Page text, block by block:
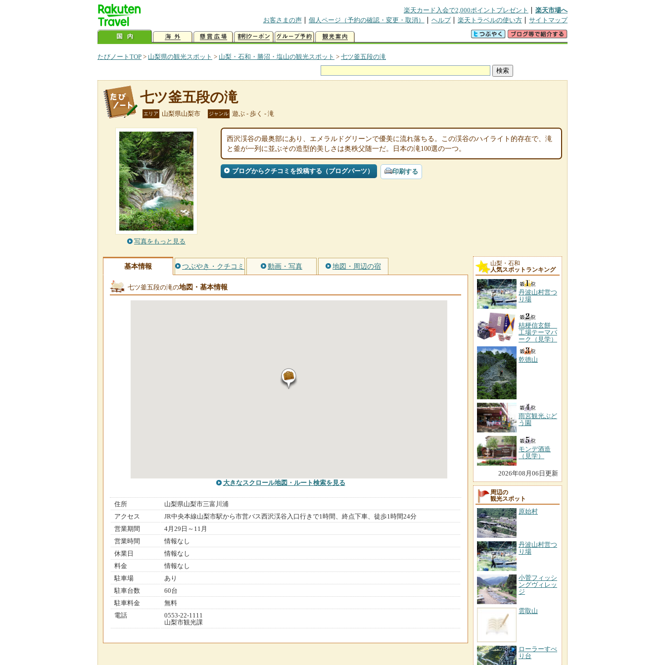
楽天カード入会で2,000ポイントプレゼント
楽天市場へ
お客さまの声
個人ページ（予約の確認・変更・取消） ヘルプ 楽天トラベルの使い方 サイトマップ
たびノートTOP > 山梨県の観光スポット > 山梨・石和・勝沼・塩山の観光スポット > 七ツ釜五段の滝
七ツ釜五段の滝
エリア 山梨県山梨市 ジャンル 遊ぶ - 歩く - 滝
写真をもっと見る
西沢渓谷の最奥部にあり、エメラルドグリーンで優美に流れ落ちる。この渓谷のハイライト的存在で、滝
と釜が一列に並ぶその造型的美しさは奥秩父随一だ。日本の滝100選の一つ。
ブログからクチコミを投稿する（ブログパーツ） 印刷する
基本情報 つぶやき・クチコミ 動画・写真 地図・周辺の宿
七ツ釜五段の滝の地図・基本情報
大きなスクロール地図 ・ルート検索を見る
住所
山梨県山梨市三富川浦
アクセス
JR中央本線山梨市駅から市営バス西沢渓谷入口行きで1時間、終点下車、徒歩1時間24分
営業期間
4月29日～11月
営業時間
情報なし
休業日
情報なし
料金
情報なし
駐車場
あり
駐車台数
60台
駐車料金
無料
電話
0553-22-1111
山梨市観光課
山梨・石和
人気スポットランキング
丹波山村営つ
り場
桔梗信玄餅
工場テーマパ
ーク（見学）
乾徳山
雨宮観光ぶど
う園
モンデ酒造
（見学）
2026年08月06日更新
周辺の
観光スポット
原始村
丹波山村営つ
り場
小菅フィッシ
ングヴィレッ
ジ
雲取山
ローラーすべ
り台